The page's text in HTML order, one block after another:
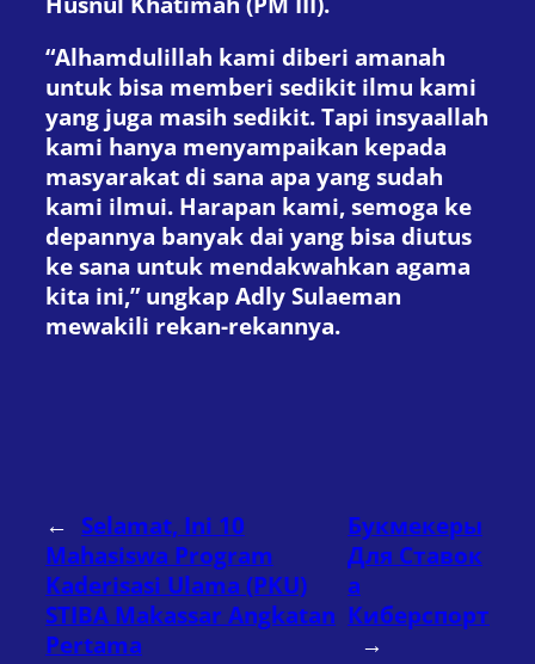
“Alhamdulillah kami diberi amanah
untuk bisa memberi sedikit ilmu kami
yang juga masih sedikit. Tapi insyaallah
kami hanya menyampaikan kepada
masyarakat di sana apa yang sudah
kami ilmui. Harapan kami, semoga ke
depannya banyak dai yang bisa diutus
ke sana untuk mendakwahkan agama
kita ini,” ungkap Adly Sulaeman
mewakili rekan-rekannya.
← Selamat, Ini 10
Mahasiswa Program
Kaderisasi Ulama (PKU)
STIBA Makassar Angkatan
Pertama
Букмекеры
Для Ставок
а
Киберспорт
→